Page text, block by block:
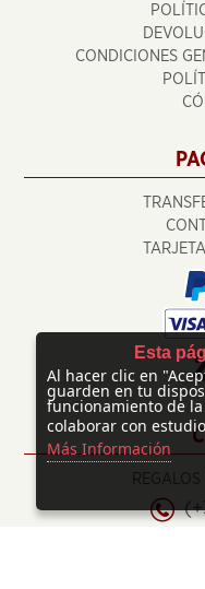
CONDICIONES
Esta
Al hacer clic en
guarden en tu
funcionamiento de
colaborar con
Más Información